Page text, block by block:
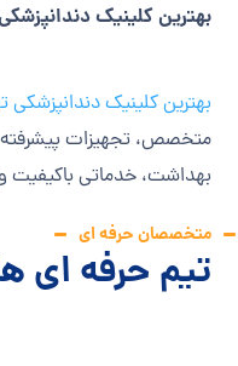
بهترین کلینیک
بهترین کلینیک دندانپزشکی
متخصص، تجهیزات
بهداشت، خدماتی باکیفیت و
متخصصان حرفه ای
تیم حرفه ای